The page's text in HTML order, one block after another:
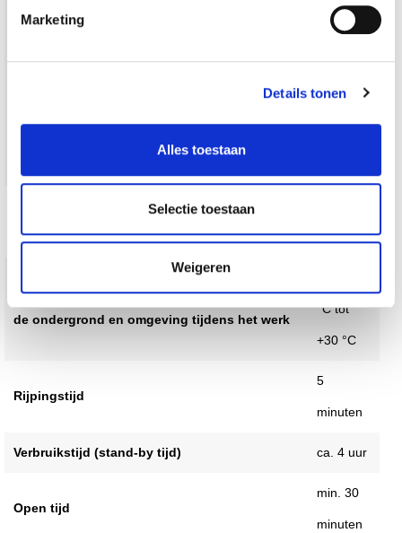
Marketing
Details tonen
Alles toestaan
Selectie toestaan
Weigeren
4,95 –
5,5 ÷
10 mm
Temperatuur van de lijmvoorbereiding en van
de ondergrond en omgeving tijdens het werk
°C tot
+30 °C
Rijpingstijd
5
minuten
Verbruikstijd (stand-by tijd) ca. 4 uur
Open tijd
min. 30
minuten